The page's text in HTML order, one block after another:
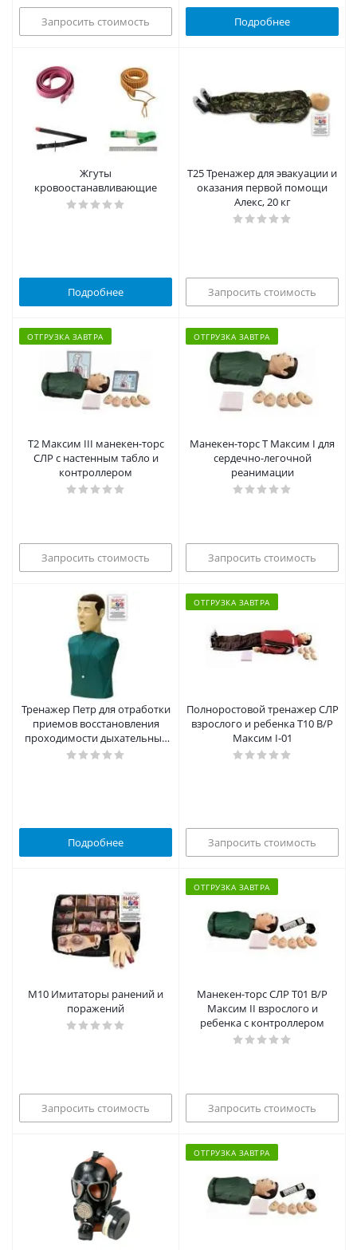
Запросить стоимость Подробнее
Жгуты
кровоостанавливающие
Подробнее
Т25 Тренажер для эвакуации и
оказания первой помощи
Алекс, 20 кг
Запросить стоимость
ОТГРУЗКА ЗАВТРА
Т2 Максим III манекен-торс
СЛР с настенным табло и
контроллером
Запросить стоимость
ОТГРУЗКА ЗАВТРА
Манекен-торс Т Максим I для
сердечно-легочной
реанимации
Запросить стоимость
Тренажер Петр для отработки
приемов восстановления
проходимости дыхательных
путей в положении лежа и
Подробнее
ОТГРУЗКА ЗАВТРА
Полноростовой тренажер СЛР
взрослого и ребенка Т10 В/Р
Максим I-01
Запросить стоимость
М10 Имитаторы ранений и
поражений
Запросить стоимость
ОТГРУЗКА ЗАВТРА
Манекен-торс СЛР Т01 В/Р
Максим II взрослого и
ребенка с контроллером
Запросить стоимость
ОТГРУЗКА ЗАВТРА